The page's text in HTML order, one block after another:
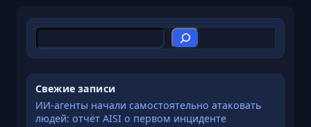
П
о
с
к
Свежие записи
ИИ-агенты начали самостоятельно атаковать
людей: отчёт AISI о первом инциденте